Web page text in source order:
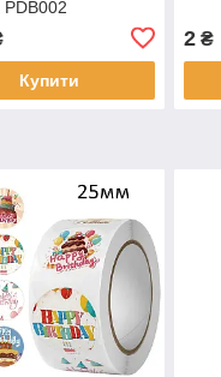
PDB002
Купити
2 ₴